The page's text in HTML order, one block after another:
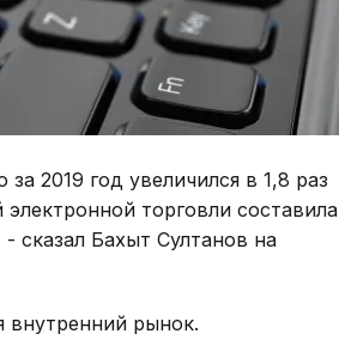
2019 год увеличился в 1,8 раз
торговли составила
сказал Бахыт Султанов на
внутренний рынок.